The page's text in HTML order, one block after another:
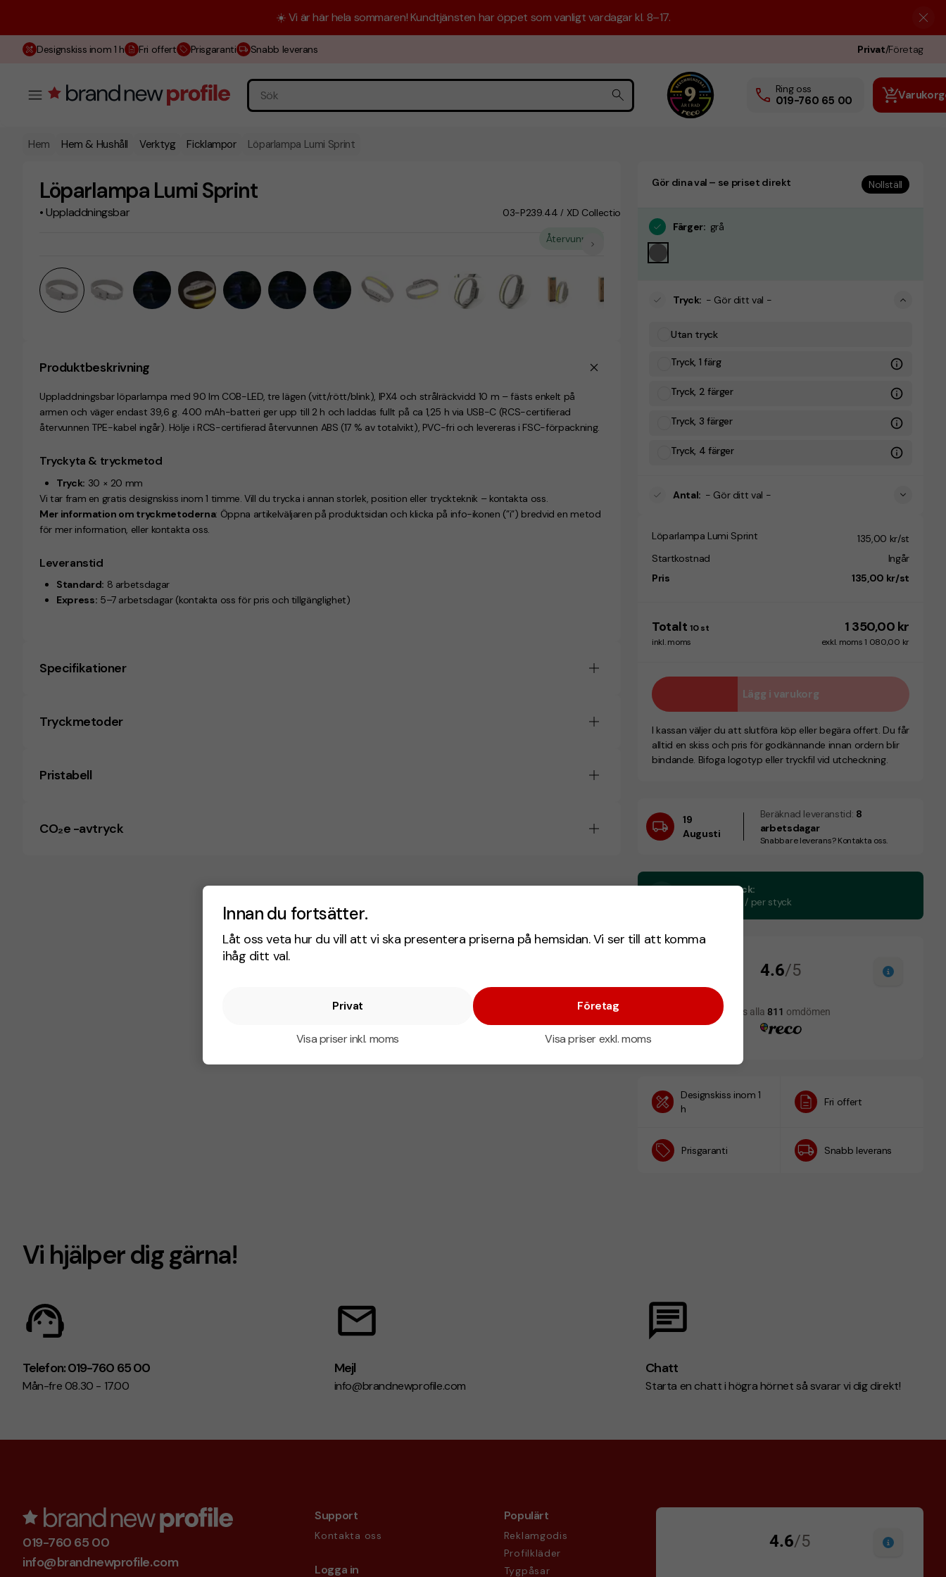
Innan du fortsätter.
Låt oss veta hur du vill att vi ska presentera priserna på hemsidan. Vi ser till att komma
ihåg ditt val.
Privat
Visa priser inkl. moms
Företag
Visa priser exkl. moms
☀️ Vi är här hela sommaren! Kundtjänsten har öppet som vanligt vardagar kl. 8–17.
Designskiss inom 1 h Fri offert Prisgaranti Snabb leverans Privat/Företag
Ring oss
019-760 65 00
Hem Hem & Hushåll Verktyg Ficklampor Löparlampa Lumi Sprint
Löparlampa Lumi Sprint
• Uppladdningsbar 03-P239.44 / XD Collection
Återvunnet
Produktbeskrivning
Uppladdningsbar löparlampa med 90 lm COB-LED, tre lägen (vitt/rött/blink), IPX4 och strålräckvidd 10 m – fästs enkelt på
armen och väger endast 39,6 g. 400 mAh-batteri ger upp till 2 h och laddas fullt på ca 1,25 h via USB-C (RCS-certifierad
återvunnen TPE-kabel ingår). Hölje i RCS-certifierad återvunnen ABS (17 % av totalvikt), PVC-fri och levereras i FSC-förpackning.
Tryckyta & tryckmetod
Tryck: 30 × 20 mm
Vi tar fram en gratis designskiss inom 1 timme. Vill du trycka i annan storlek, position eller tryckteknik – kontakta oss.
Mer information om tryckmetoderna: Öppna artikelväljaren på produktsidan och klicka på info-ikonen (”i”) bredvid en metod
för mer information, eller kontakta oss.
Leveranstid
Standard: 8 arbetsdagar
Express: 5–7 arbetsdagar (kontakta oss för pris och tillgänglighet)
Specifikationer
Tryckmetoder
Pristabell
CO₂e -avtryck
Gör dina val – se priset direkt Nollställ
Färger: grå
Tryck: - Gör ditt val -
Utan tryck
Tryck, 1 färg
Tryck, 2 färger
Tryck, 3 färger
Tryck, 4 färger
Antal: - Gör ditt val -
Löparlampa Lumi Sprint
135,00 kr/st
Startkostnad
Ingår
Pris
135,00 kr/st
Totalt 10 st 1 350,00 kr
inkl. moms exkl. moms 1 080,00 kr
Lägg i varukorg
I kassan väljer du att slutföra köp eller begära offert. Du får
alltid en skiss och pris för godkännande innan ordern blir
bindande. Bifoga logotyp eller tryckfil vid utcheckning.
19
Augusti
Beräknad leveranstid: 8
arbetsdagar
Snabbare leverans? Kontakta oss.
CO₂e -avtryck:
0.66 kg CO₂e / per styck
Designskiss inom 1
h
Fri offert
Prisgaranti Snabb leverans
Vi hjälper dig gärna!
Telefon: 019-760 65 00
Mån-fre 08.30 - 17.00
Mejl
info@brandnewprofile.com
Chatt
Starta en chatt i högra hörnet så svarar vi dig direkt!
019-760 65 00
info@brandnewprofile.com
Support
Kontakta oss
Logga in
Populärt
Reklamgodis
Profilkläder
Tygpåsar